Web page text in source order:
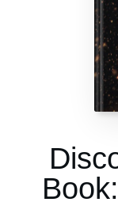
Book: